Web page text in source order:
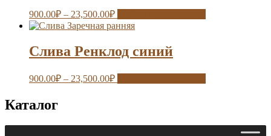
900.00₽ – 23,500.00₽
Слива Ренклод синий
900.00₽ – 23,500.00₽
Каталог